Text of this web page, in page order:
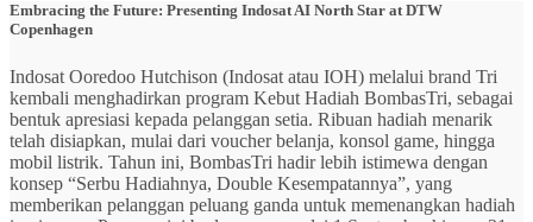
Embracing the Future: Presenting Indosat AI North Star at DTW
Copenhagen
Indosat Ooredoo Hutchison (Indosat atau IOH) melalui brand Tri
kembali menghadirkan program Kebut Hadiah BombasTri, sebagai
bentuk apresiasi kepada pelanggan setia. Ribuan hadiah menarik
telah disiapkan, mulai dari voucher belanja, konsol game, hingga
mobil listrik. Tahun ini, BombasTri hadir lebih istimewa dengan
konsep “Serbu Hadiahnya, Double Kesempatannya”, yang
memberikan pelanggan peluang ganda untuk memenangkan hadiah